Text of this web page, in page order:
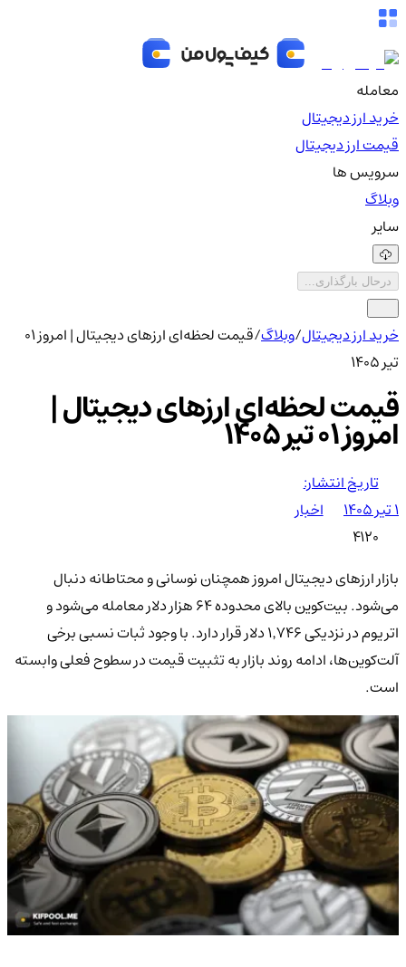
معامله
خرید ارز دیجیتال
قیمت ارز دیجیتال
سرویس ها
وبلاگ
سایر
درحال بارگذاری...
خرید ارز دیجیتال/وبلاگ/
قیمت لحظه‌ای ارزهای دیجیتال | امروز ۰۱
تیر 1405
قیمت لحظه‌ای ارزهای دیجیتال |
امروز ۰۱ تیر 1405
تاریخ انتشار:
اخبار
4120
بازار ارزهای دیجیتال امروز همچنان نوسانی و محتاطانه دنبال
می‌شود. بیت‌کوین بالای محدوده ۶۴ هزار دلار معامله می‌شود و
اتریوم در نزدیکی ۱٬۷۴۶ دلار قرار دارد. با وجود ثبات نسبی برخی
آلت‌کوین‌ها، ادامه روند بازار به تثبیت قیمت در سطوح فعلی وابسته
است.